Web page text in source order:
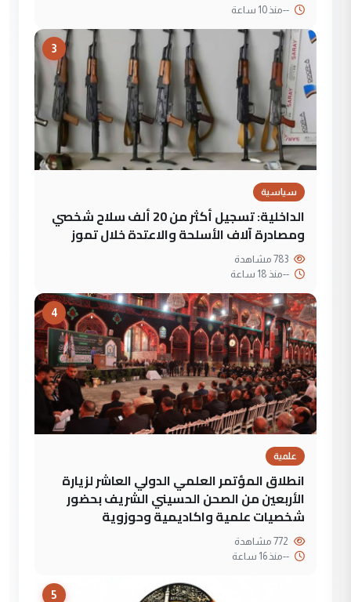
--منذ 10 ساعة
3
سياسية
الداخلية: تسجيل أكثر من 20 ألف سلاح شخصي
ومصادرة آلاف الأسلحة والاعتدة خلال تموز
--منذ 18 ساعة
4
علمية
انطلاق المؤتمر العلمي الدولي العاشر لزيارة
الأربعين من الصحن الحسيني الشريف بحضور
شخصيات علمية واكاديمية وحوزوية
--منذ 16 ساعة
5